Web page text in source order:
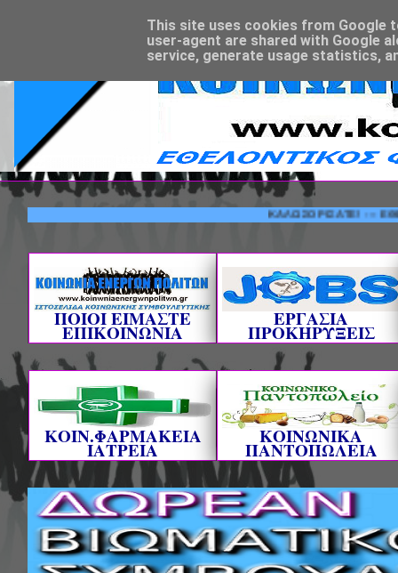
ΚΑΛΩΣΟΡΙΣΑΤΕ! ---
ΠΟΙΟΙ ΕΙΜΑΣΤΕ
ΕΠΙΚΟΙΝΩΝΙΑ
ΕΡΓΑΣΙΑ
ΠΡΟΚΗΡΥΞΕΙΣ
ΚΟΙΝ.ΦΑΡΜΑΚΕΙΑ
ΙΑΤΡΕΙΑ
ΚΟΙΝΩΝΙΚΑ
ΠΑΝΤΟΠΩΛΕΙΑ
This site uses cookies from Google
user-agent are shared with Google
service, generate usage statistics,